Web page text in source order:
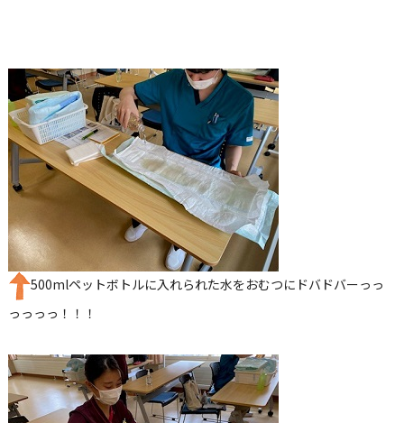
500mlペットボトルに入れられた水をおむつにドバドバーっっ
っっっっ！！！